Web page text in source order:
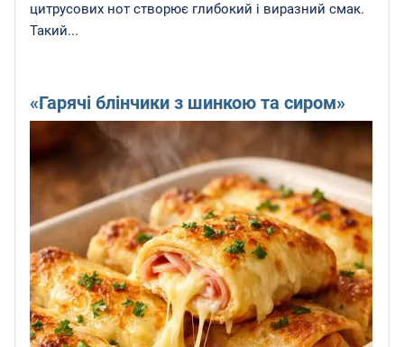
цитрусових нот створює глибокий і виразний смак.
Такий...
«Гарячі блінчики з шинкою та сиром»